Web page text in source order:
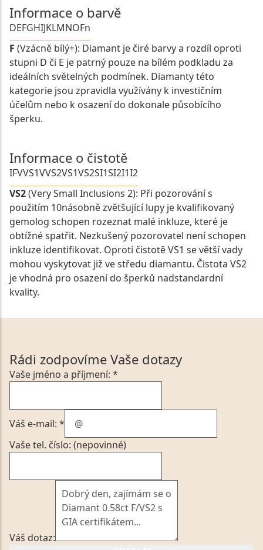
Informace o barvě
DEFGHIJKLMNOFn
F (Vzácně bílý+): Diamant je čiré barvy a rozdíl oproti
stupni D či E je patrný pouze na bílém podkladu za
ideálních světelných podmínek. Diamanty této
kategorie jsou zpravidla využívány k investičním
účelům nebo k osazení do dokonale působícího
šperku.
Informace o čistotě
IFVVS1VVS2VS1VS2SI1SI2I1I2
VS2(Very Small Inclusions 2): Při pozorování s
použitím 10násobně zvětšující lupy je kvalifikovaný
gemolog schopen rozeznat malé inkluze, které je
obtížné spatřit. Nezkušený pozorovatel není schopen
inkluze identifikovat. Oproti čistotě VS1 se větší vady
mohou vyskytovat již ve středu diamantu. Čistota VS2
je vhodná pro osazení do šperků nadstandardní
kvality.
Rádi zodpovíme Vaše dotazy
Vaše jméno a příjmení: *
Váš e-mail: *
Vaše tel. číslo: (nepovinné)
Váš dotaz: